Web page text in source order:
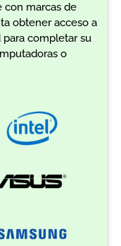
con marcas de
obtener acceso a
para completar su
o